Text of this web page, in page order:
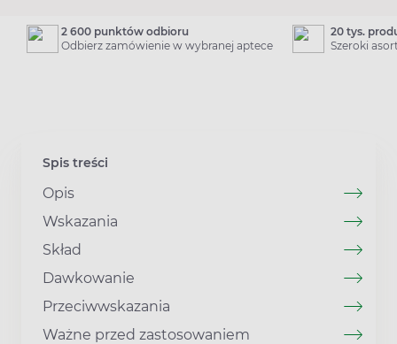
2 600 punktów odbioru
Odbierz zamówienie w wybranej aptece
20 tys.
Szeroki
Spis treści
Opis
Wskazania
Skład
Dawkowanie
Przeciwwskazania
Ważne przed zastosowaniem